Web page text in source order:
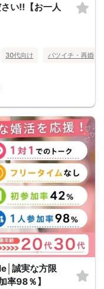
い!!【お一人
30代向け バツイチ・再婚
誠実な方限
率98％】